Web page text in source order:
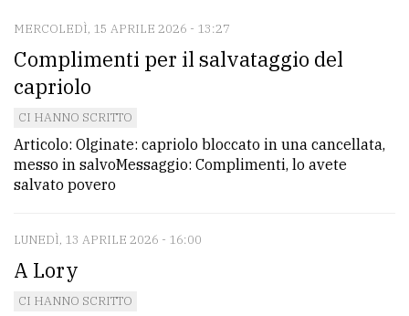
La
redazione
Scrivici
Per
la
tua
CERCA
Cerca
MERCOLEDÌ, 15 APRILE 2026 - 13:27
Complimenti per il salvataggio del
capriolo
CI HANNO SCRITTO
Articolo: Olginate: capriolo bloccato in una cancellata,
messo in salvoMessaggio: Complimenti, lo avete
salvato povero
LUNEDÌ, 13 APRILE 2026 - 16:00
A Lory
CI HANNO SCRITTO